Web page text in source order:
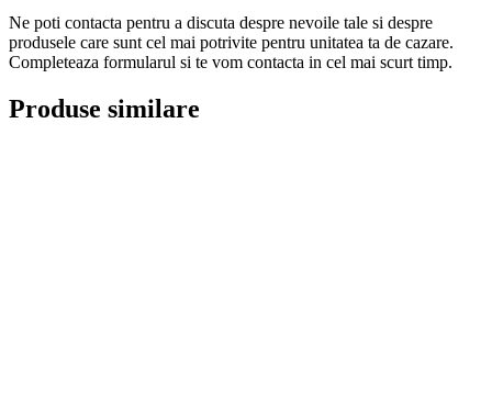
Ne poti contacta pentru a discuta despre nevoile tale si despre
produsele care sunt cel mai potrivite pentru unitatea ta de cazare.
Completeaza formularul si te vom contacta in cel mai scurt timp.
Produse similare